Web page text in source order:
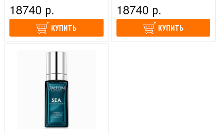
18740 р.
КУПИТЬ
18740 р.
КУПИТЬ